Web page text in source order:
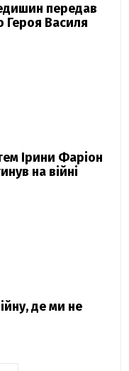
передав
Героя Василя
Ірини Фаріон
на війні
де ми не